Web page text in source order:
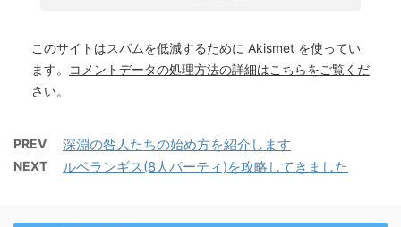
このサイトはスパムを低減するために Akismet を使ってい
ます。
コメントデータの処理方法の詳細はこちらをご覧くだ
さい。
PREV 深淵の咎人たちの始め方を紹介します
NEXT ルベランギス(8人パーティ)を攻略してきました